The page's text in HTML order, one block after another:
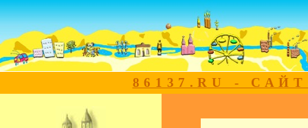
86137.RU -